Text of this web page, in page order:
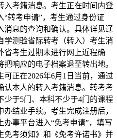
入考籍消息。考生正在时间内登
转考申请”，考生通过身份证
消息的查询和确认。具体详见辽
学测验省际转考（转入）考生消
省考生过期未进行网上近程确
响应的电子档案退至转出地。
正在2026年6月1日当前，通过
认本人的转入考籍消息。转考考
少于5门、本科不少于4门的课程
结业手续。考生完成注册后，
事平台进入“免考申请”，填写
免考须知》和《免考许诺书》并